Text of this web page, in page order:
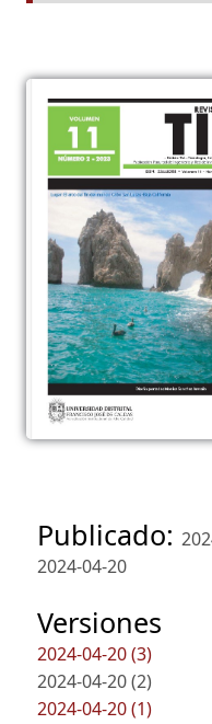
Publicado:
2024-04-20
Versiones
2024-04-20 (3)
2024-04-20 (2)
2024-04-20 (1)